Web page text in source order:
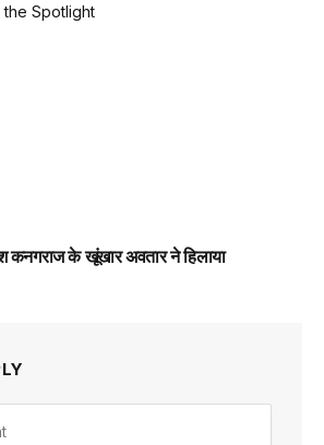
कनगराज के खूंखार अवतार ने हिलाया